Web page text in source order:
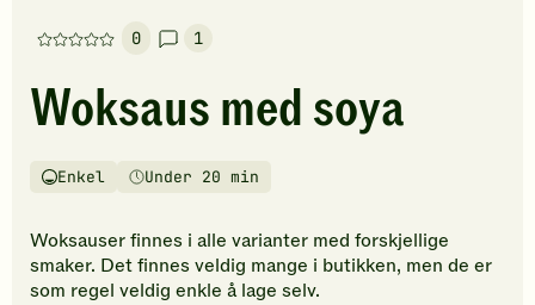
0
Denne
har
foreløpig
vurderinger.
den
første
til
1
Woksaus med soya
Vanskelighetsgrad
Enkel
TilberedningstidUnder 20 min
Woksauser finnes i alle varianter med forskjellige
smaker. Det finnes veldig mange i butikken, men de er
som regel veldig enkle å lage selv.